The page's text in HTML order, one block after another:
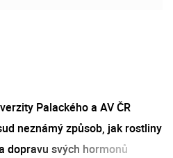
Palackého a AV ČR
neznámý způsob, jak rostliny
dopravu svých hormonů